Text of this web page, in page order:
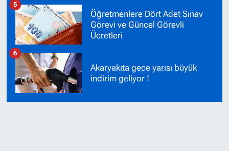
Öğretmenlere Dört Adet Sınav
Görevi ve Güncel Görevli
Ücretleri
5
Akaryakıta gece yarısı büyük
indirim geliyor !
6